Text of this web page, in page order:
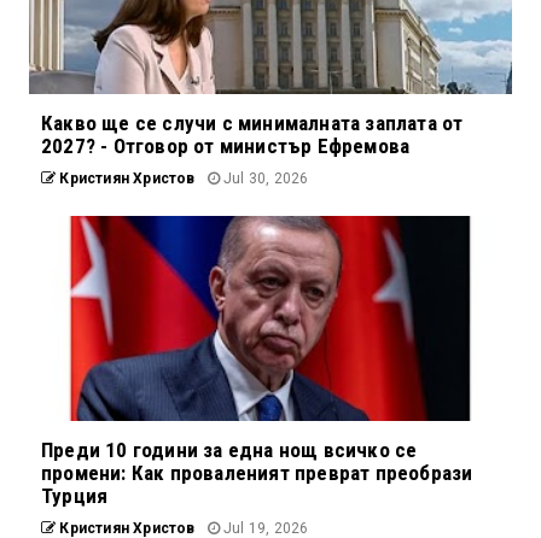
Какво ще се случи с минималната заплата от
2027? - Отговор от министър Ефремова
Кристиян Христов Jul 30, 2026
Преди 10 години за една нощ всичко се
промени: Как проваленият преврат преобрази
Турция
Кристиян Христов Jul 19, 2026